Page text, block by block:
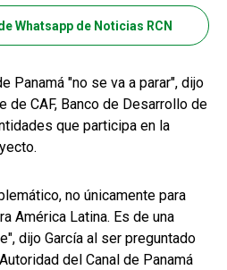
Whatsapp de Noticias RCN
Panamá "no se va a parar", dijo
de CAF, Banco de Desarrollo de
que participa en la
no únicamente para
América Latina. Es de una
dijo García al ser preguntado
del Canal de Panamá